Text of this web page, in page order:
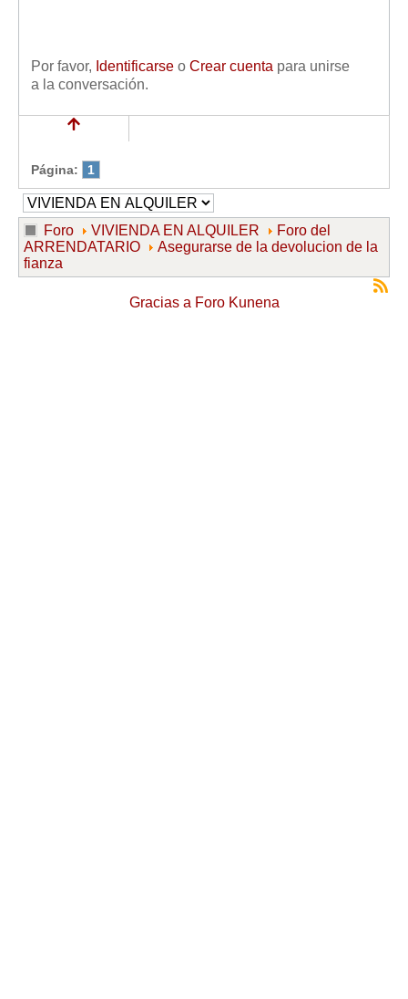
Por favor, Identificarse o Crear cuenta para unirse
a la conversación.
Página: 1
Foro VIVIENDA EN ALQUILER
Foro del
ARRENDATARIO
Asegurarse de la devolucion de la
fianza
Gracias a Foro Kunena